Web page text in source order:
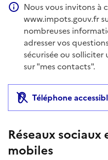
Information
Nous vous invitons à
www.impots.gouv.fr
nombreuses
adresser vos
sécurisée ou
sur "mes contacts".
Téléphone
Réseaux
mobiles